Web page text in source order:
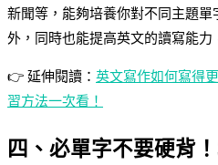
新聞等，能夠培養你對不同主題單
外，同時也能提高英文的讀寫能力
👉 延伸閱讀： 英文寫作如何寫得
習方法一次看！
四、必單字不要硬背